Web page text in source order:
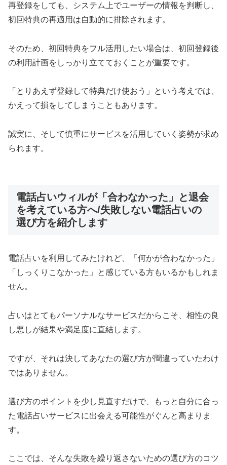
再登録をしても、システム上でユーザーの情報を判断し、
初回特典の再適用は自動的に排除されます。
そのため、初回特典をフル活用したい場合は、初回登録後
の利用計画をしっかり立てておくことが重要です。
「とりあえず登録して特典だけ使おう」という考えでは、
かえって損をしてしまうこともあります。
誠実に、そして慎重にサービスを活用していく姿勢が求め
られます。
電話占いウィルが「合わなかった」と退会
を考えている方へ/失敗しない電話占いの
選び方を紹介します
電話占いを利用してみたけれど、「何かが合わなかった」
「しっくりこなかった」と感じている方もいるかもしれま
せん。
占いはとてもパーソナルなサービスだからこそ、相性の良
し悪しが結果や満足度に直結します。
ですが、それは決してあなたの選び方が間違っていたわけ
ではありません。
選び方のポイントを少し見直すだけで、もっと自分に合っ
た電話占いサービスに出会える可能性がぐんと高まりま
す。
ここでは、そんな失敗を繰り返さないための選び方のコツ